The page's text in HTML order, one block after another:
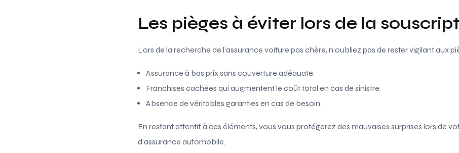
Les pièges à éviter lors de la
Lors de la recherche de l’assurance voiture pas chère, n’oubliez pas de rester vigilant aux
Assurance à bas prix sans couverture adéquate.
Franchises cachées qui augmentent le coût total en cas de sinistre.
Absence de véritables garanties en cas de besoin.
En restant attentif à ces éléments, vous vous protégerez des mauvaises surprises lors de
d’assurance automobile.